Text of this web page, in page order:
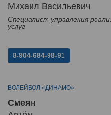
Михаил Васильевич
Специалист управления
услуг
8-904-684-98-91
ВОЛЕЙБОЛ «ДИНАМО»
Смеян